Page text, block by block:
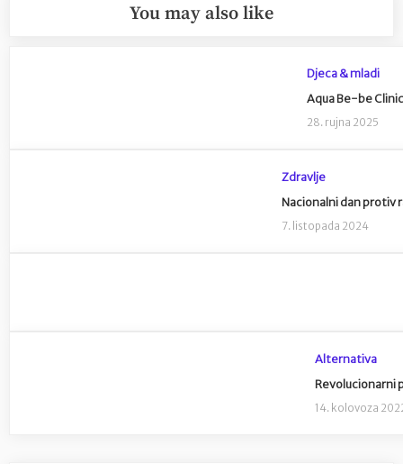
You may also like
Djeca & mladi
Aqua Be-be
28. rujna 2025
Zdravlje
Nacionalni dan protiv
7. listopada 2024
Alternativa
Revolucionarni
14. kolovoza